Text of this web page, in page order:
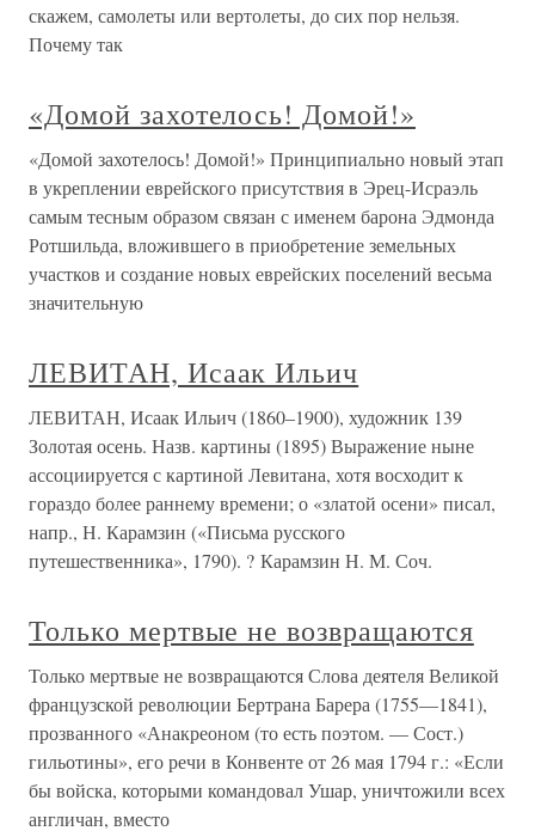
скажем, самолеты или вертолеты, до сих пор нельзя.
Почему так
«Домой захотелось! Домой!»
«Домой захотелось! Домой!» Принципиально новый этап
в укреплении еврейского присутствия в Эрец-Исраэль
самым тесным образом связан с именем барона Эдмонда
Ротшильда, вложившего в приобретение земельных
участков и создание новых еврейских поселений весьма
значительную
ЛЕВИТАН, Исаак Ильич
ЛЕВИТАН, Исаак Ильич (1860–1900), художник 139
Золотая осень. Назв. картины (1895) Выражение ныне
ассоциируется с картиной Левитана, хотя восходит к
гораздо более раннему времени; о «златой осени» писал,
напр., Н. Карамзин («Письма русского
путешественника», 1790). ? Карамзин Н. М. Соч.
Только мертвые не возвращаются
Только мертвые не возвращаются Слова деятеля Великой
французской революции Бертрана Барера (1755—1841),
прозванного «Анакреоном (то есть поэтом. — Сост.)
гильотины», его речи в Конвенте от 26 мая 1794 г.: «Если
бы войска, которыми командовал Ушар, уничтожили всех
англичан, вместо